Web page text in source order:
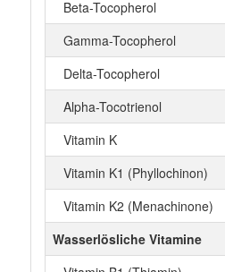
Beta-Tocopherol
Gamma-Tocopherol
Delta-Tocopherol
Alpha-Tocotrienol
Vitamin K
Vitamin K1 (Phyllochinon)
Vitamin K2 (Menachinone)
Wasserlösliche Vitamine